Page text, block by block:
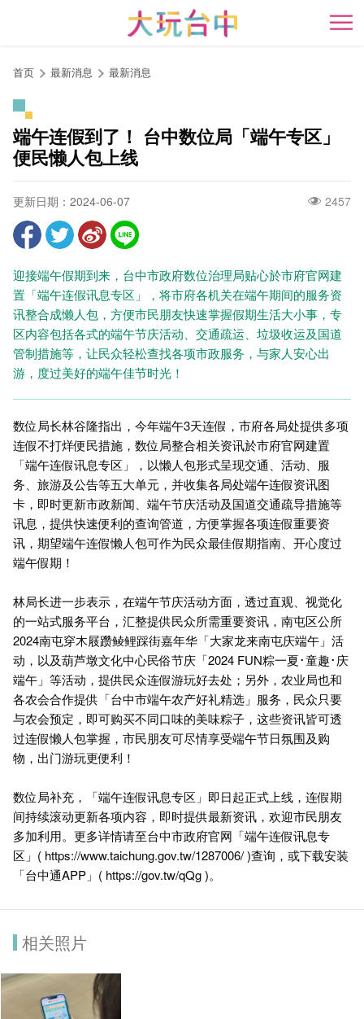
开
首页 最新消息 最新消息
端午连假到了！ 台中数位局「端午专区」
便民懒人包上线
更新日期：2024-06-07 2457
迎接端午假期到来，台中市政府数位治理局贴心於市府官网建
置「端午连假讯息专区」，将市府各机关在端午期间的服务资
讯整合成懒人包，方便市民朋友快速掌握假期生活大小事，专
区内容包括各式的端午节庆活动、交通疏运、垃圾收运及国道
管制措施等，让民众轻松查找各项市政服务，与家人安心出
游，度过美好的端午佳节时光！
数位局长林谷隆指出，今年端午3天连假，市府各局处提供多项
连假不打烊便民措施，数位局整合相关资讯於市府官网建置
「端午连假讯息专区」，以懒人包形式呈现交通、活动、服
务、旅游及公告等五大单元，并收集各局处端午连假资讯图
卡，即时更新市政新闻、端午节庆活动及国道交通疏导措施等
讯息，提供快速便利的查询管道，方便掌握各项连假重要资
讯，期望端午连假懒人包可作为民众最佳假期指南、开心度过
端午假期！
林局长进一步表示，在端午节庆活动方面，透过直观、视觉化
的一站式服务平台，汇整提供民众所需重要资讯，南屯区公所
2024南屯穿木屐躜鲮鲤踩街嘉年华「大家龙来南屯庆端午」活
动，以及葫芦墩文化中心民俗节庆「2024 FUN粽一夏･童趣･庆
端午」等活动，提供民众连假游玩好去处；另外，农业局也和
各农会合作提供「台中市端午农产好礼精选」服务，民众只要
与农会预定，即可购买不同口味的美味粽子，这些资讯皆可透
过连假懒人包掌握，市民朋友可尽情享受端午节日氛围及购
物，出门游玩更便利！
数位局补充，「端午连假讯息专区」即日起正式上线，连假期
间持续滚动更新各项内容，即时提供最新资讯，欢迎市民朋友
多加利用。更多详情请至台中市政府官网「端午连假讯息专
区」( https://www.taichung.gov.tw/1287006/)查询，或下载安装
「台中通APP」( https://gov.tw/qQg)。
相关照片